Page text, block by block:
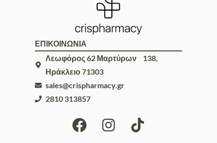
ΕΠΙΚΟΙΝΩΝΙΑ
Λεωφόρος 62 Μαρτύρων 138,
Ηράκλειο 71303
sales@crispharmacy.gr
2810 313857